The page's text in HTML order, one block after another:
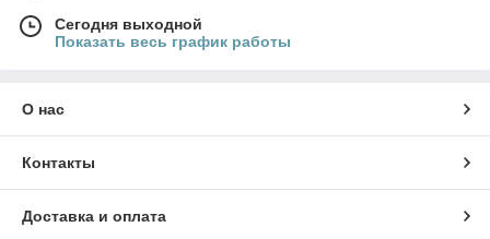
Сегодня выходной
Показать весь график работы
О нас
Контакты
Доставка и оплата